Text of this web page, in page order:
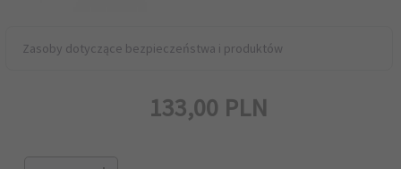
Zasoby dotyczące bezpieczeństwa i produktów
133,00 PLN